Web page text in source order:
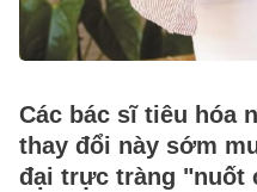
Các bác sĩ tiêu hóa
thay đổi này sớm
đại trực tràng "nuốt